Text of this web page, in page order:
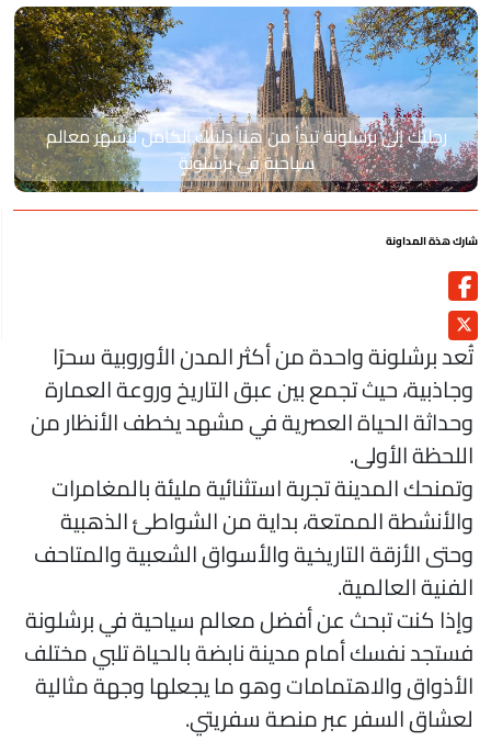
رحلتك إلى برشلونة تبدأ من هنا دليلك الكامل لأشهر معالم
سياحية في برشلونة
هذة المداونة
برشلونة واحدة من أكثر المدن الأوروبية سحرًا
حيث تجمع بين عبق التاريخ وروعة العمارة
الحياة العصرية في مشهد يخطف الأنظار من
الأولى.
المدينة تجربة استثنائية مليئة بالمغامرات
الممتعة، بداية من الشواطئ الذهبية
الأزقة التاريخية والأسواق الشعبية والمتاحف
العالمية.
كنت تبحث عن أفضل معالم سياحية في برشلونة
نفسك أمام مدينة نابضة بالحياة تلبي مختلف
والاهتمامات وهو ما يجعلها وجهة مثالية
السفر عبر منصة سفريتي.